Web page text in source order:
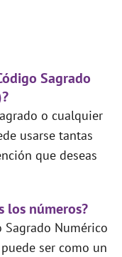
Sagrado
o cualquier
usarse tantas
que deseas
los números?
Numérico
ser como un